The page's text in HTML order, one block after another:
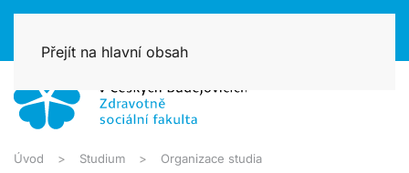
Přejít na hlavní obsah
Úvod Studium Organizace studia